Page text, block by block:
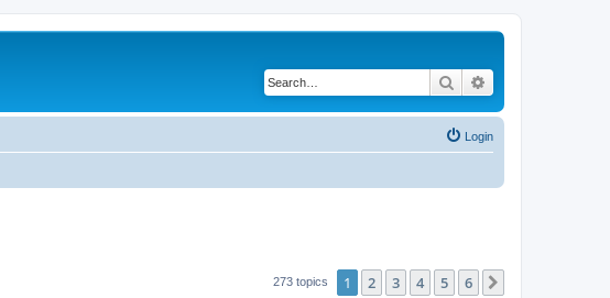
Search
Login
273 topics 1 2 3 4 5 6